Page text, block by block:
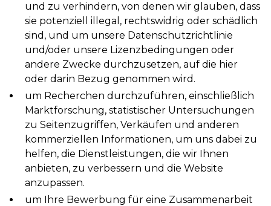
und zu verhindern, von denen wir glauben, dass
sie potenziell illegal, rechtswidrig oder schädlich
sind, und um unsere Datenschutzrichtlinie
und/oder unsere Lizenzbedingungen oder
andere Zwecke durchzusetzen, auf die hier
oder darin Bezug genommen wird.
um Recherchen durchzuführen, einschließlich
Marktforschung, statistischer Untersuchungen
zu Seitenzugriffen, Verkäufen und anderen
kommerziellen Informationen, um uns dabei zu
helfen, die Dienstleistungen, die wir Ihnen
anbieten, zu verbessern und die Website
anzupassen.
um Ihre Bewerbung für eine Zusammenarbeit